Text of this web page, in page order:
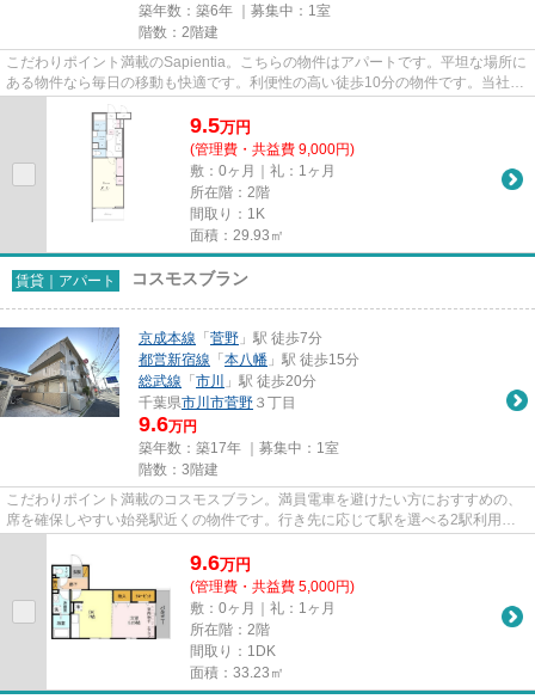
築年数：築6年 ｜募集中： 1室
階数：2階建
こだわりポイント満載のSapientia。こちらの物件はアパートです。平坦な場所に
ある物件なら毎日の移動も快適です。利便性の高い徒歩10分の物件です。当社ス
9.5万円
(管理費・共益費 9,000円)
敷：0ヶ月｜礼：1ヶ月
所在階：2階
間取り：1K
面積：29.93㎡
賃貸｜アパート コスモスブラン
京成本線 「 菅野 」駅 徒歩7分
都営新宿線 「 本八幡 」駅 徒歩15分
総武線 「 市川
」駅 徒歩20分
千葉県市川市菅野 ３丁目
9.6万円
築年数：築17年 ｜募集中： 1室
階数：3階建
こだわりポイント満載のコスモスブラン。満員電車を避けたい方におすすめの、
席を確保しやすい始発駅近くの物件です。行き先に応じて駅を選べる2駅利用可
9.6万円
(管理費・共益費 5,000円)
敷：0ヶ月｜礼：1ヶ月
所在階：2階
間取り：1DK
面積：33.23㎡